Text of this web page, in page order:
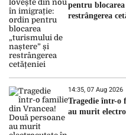
pentru
restrângerea
14:35, 07 Aug 2026
Tragedie într-o
au murit